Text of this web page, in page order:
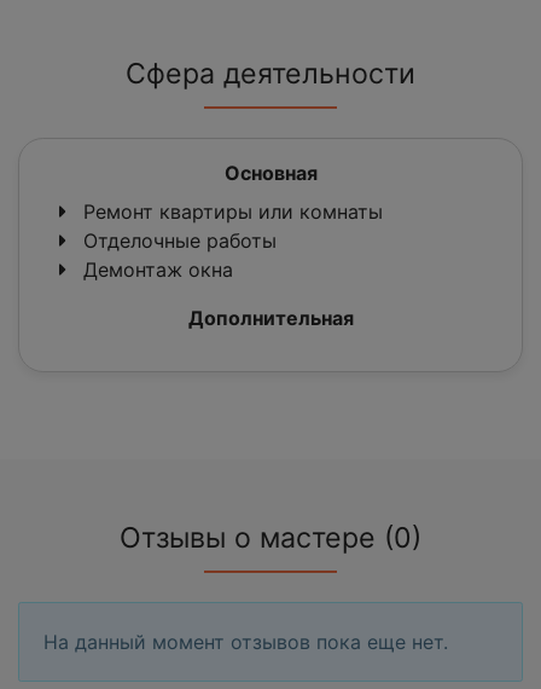
Сфера деятельности
Основная
Ремонт квартиры или комнаты
Отделочные работы
Демонтаж окна
Дополнительная
Отзывы о мастере (0)
На данный момент отзывов пока еще нет.